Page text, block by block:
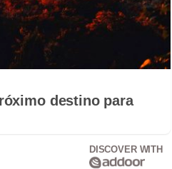
destino para
DISCOVER WITH